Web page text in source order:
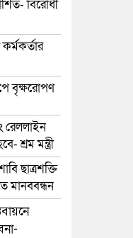
বিরোধী
বৃক্ষরোপণ
রেললাইন
শ্রম মন্ত্রী
ছাত্রশক্তি
মানববন্ধন